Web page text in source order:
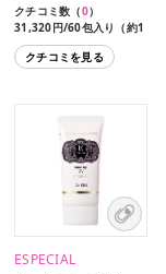
クチコミ数（0）
31,320円/60包入り（約1
ヶ月分）
クチコミを見る
ESPECIAL